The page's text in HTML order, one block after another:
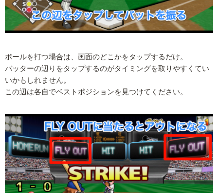
ボールを打つ場合は、画面のどこかをタップするだけ。
バッターの辺りをタップするのがタイミングを取りやすくてい
いかもしれません。
この辺は各自でベストポジションを見つけてください。